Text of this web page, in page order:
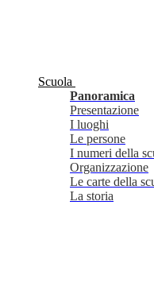
Scuola
Panoramica
Presentazione
I luoghi
Le persone
I numeri della
Organizzazione
Le carte della
La storia